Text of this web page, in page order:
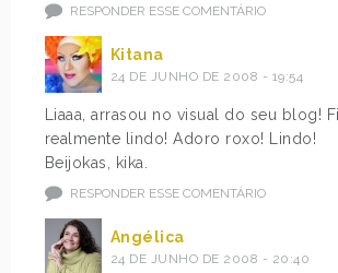
RESPONDER ESSE COMENTÁRIO
Kitana
24 DE JUNHO DE 2008 - 19:54
Liaaa, arrasou no visual do seu blog!
realmente lindo! Adoro roxo! Lindo!
Beijokas, kika.
RESPONDER ESSE COMENTÁRIO
Angélica
24 DE JUNHO DE 2008 - 20:40